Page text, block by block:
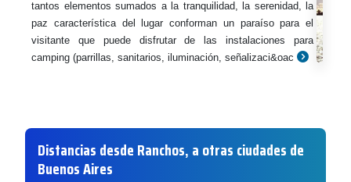
tantos elementos sumados a la tranquilidad, la serenidad, la
paz característica del lugar conforman un paraíso para el
visitante que puede disfrutar de las instalaciones para
camping (parrillas, sanitarios, iluminación, señalizaci&oac
Distancias desde Ranchos, a otras ciudades de
Buenos Aires